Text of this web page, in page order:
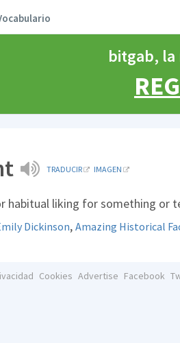
bitgab, la
TRADUCIR IMAGEN
habitual liking for something or
Dickinson, Amazing Historical
Cookies Advertise Facebook